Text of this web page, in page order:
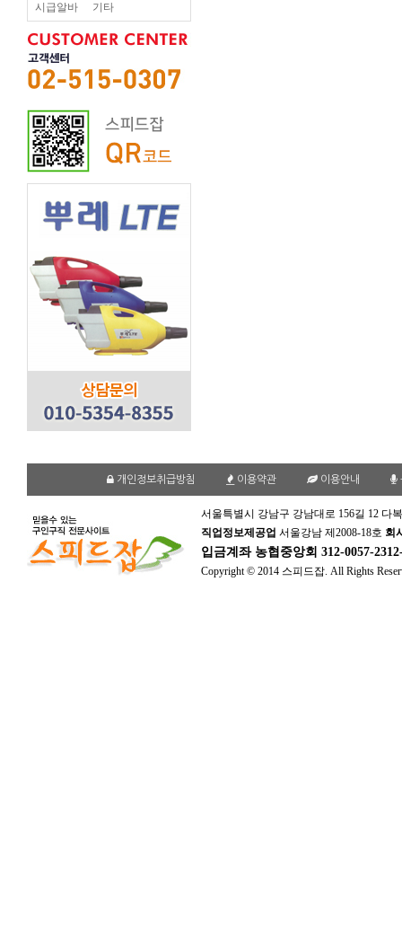
시급알바 기타
개인정보취급방침 이용약관 이용안내
서울특별시 강남구 강남대로 156길 12 다
직업정보제공업 서울강남 제2008-18호 회
입금계좌 농협중앙회 312-0057-
Copyright © 2014 스피드잡. All Rights